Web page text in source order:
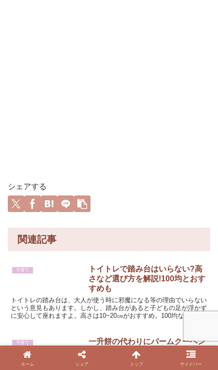
シェアする
関連記事
子育て
トイトレで踏み台はいらない?高
さなど選び方を解説!100均とおす
すめも
トイトレの踏み台は、大人が使う時に邪魔になる等の理由でいらない
という意見もあります。しかし、踏み台があると子どもの足が浮かず
に安心して座れますよ。高さは10~20㎝がおすすめ。100均など具体
子育て
一升餅の代わりにバームクーヘン
が人気の理由は?クラブハリエや
ホーム シェア トップ サイドバー